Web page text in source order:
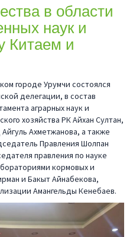
в области
наук и
Китаем и
городе Урумчи состоялся
делегации, в состав
аграрных наук и
хозяйства РК Айхан Султан,
Ахметжанова, а также
Правления Шолпан
правления по науке
кормовых и
и Бакыт Айнабекова,
Амангельды Кенебаев.